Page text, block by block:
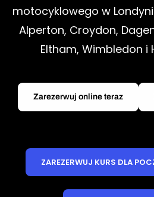
motocyklowego w
Alperton, Croydon,
Eltham, Wimbledon i
Zarezerwuj online teraz
ZAREZERWUJ KURS DLA